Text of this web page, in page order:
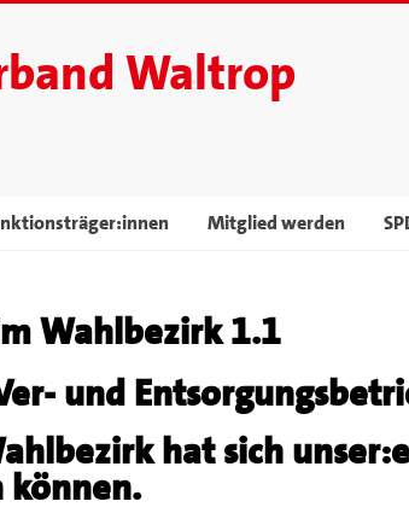
Waltrop
Mitglied werden
Wahlbezirk 1.1
und
hat sich
können.